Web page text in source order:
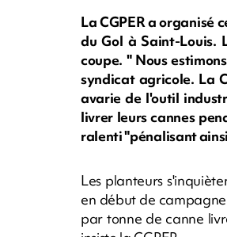
La CGPER a organisé
du Gol à Saint-Louis.
coupe. " Nous
syndicat agricole. La
avarie de l'outil
livrer leurs cannes
ralenti "pénalisant
Les planteurs
en début de
par tonne de canne